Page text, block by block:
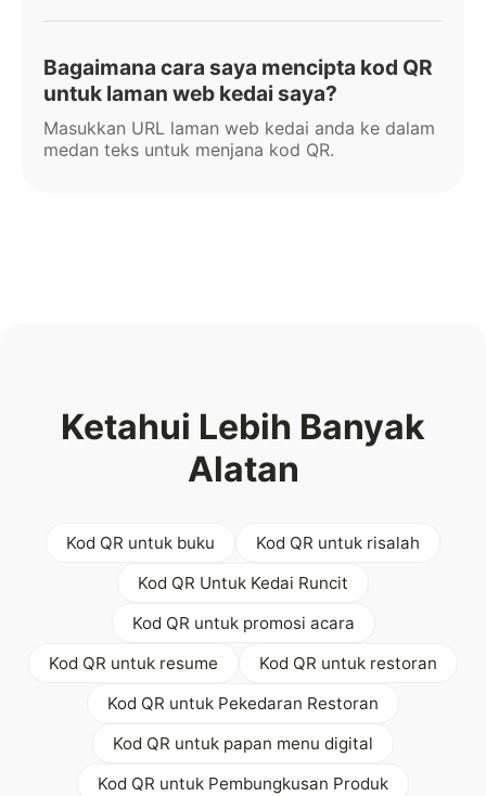
Bagaimana cara saya mencipta kod QR
untuk laman web kedai saya?
Masukkan URL laman web kedai anda ke dalam
medan teks untuk menjana kod QR.
Ketahui Lebih Banyak
Alatan
Kod QR untuk buku
Kod QR untuk risalah
Kod QR Untuk Kedai Runcit
Kod QR untuk promosi acara
Kod QR untuk resume
Kod QR untuk restoran
Kod QR untuk Pekedaran Restoran
Kod QR untuk papan menu digital
Kod QR untuk Pembungkusan Produk